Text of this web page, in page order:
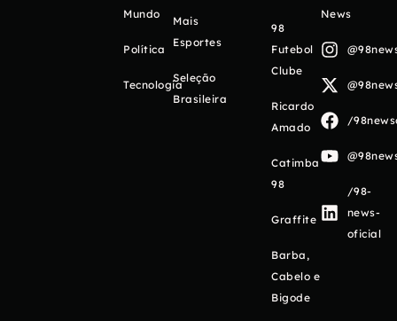
Mundo
Política
Tecnologia
Mais
Esportes
Seleção
Brasileira
98
Futebol
Clube
Ricardo
Amado
Catimba
98
Graffite
Barba,
Cabelo e
Bigode
News
/
/98-
news-
oficial